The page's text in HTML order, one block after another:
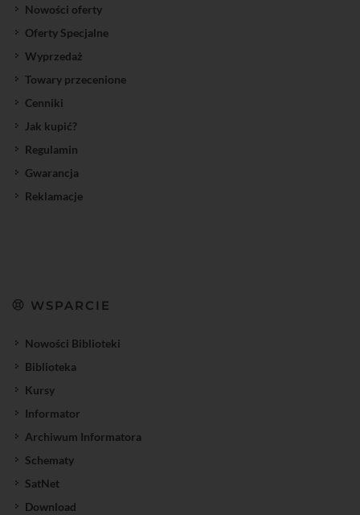
Nowości oferty
Oferty Specjalne
Wyprzedaż
Towary przecenione
Cenniki
Jak kupić?
Regulamin
Gwarancja
Reklamacje
WSPARCIE
Nowości Biblioteki
Biblioteka
Kursy
Informator
Archiwum Informatora
Schematy
SatNet
Download